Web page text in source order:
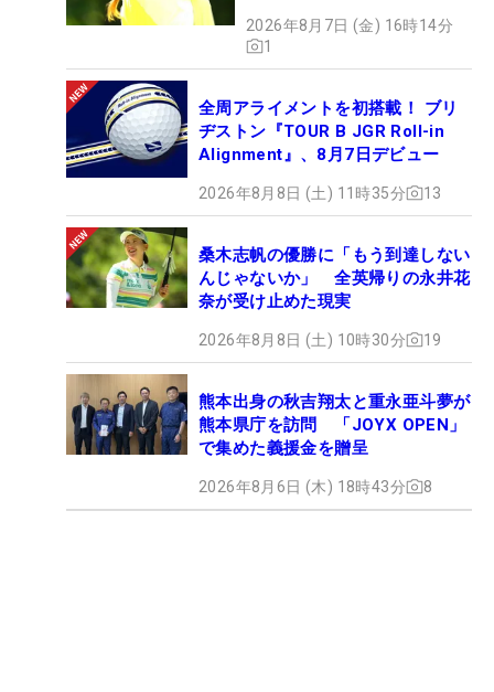
2026年8月7日 (金) 16時14分
1
全周アライメントを初搭載！ ブリ
ヂストン『TOUR B JGR Roll-in
Alignment』、8月7日デビュー
2026年8月8日 (土) 11時35分 13
桑木志帆の優勝に「もう到達しない
んじゃないか」 全英帰りの永井花
奈が受け止めた現実
2026年8月8日 (土) 10時30分 19
熊本出身の秋吉翔太と重永亜斗夢が
熊本県庁を訪問 「JOYX OPEN」
で集めた義援金を贈呈
2026年8月6日 (木) 18時43分 8